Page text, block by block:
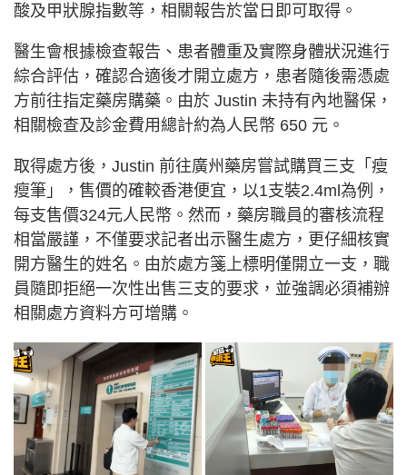
酸及甲狀腺指數等，相關報告於當日即可取得。
醫生會根據檢查報告、患者體重及實際身體狀況進行
綜合評估，確認合適後才開立處方，患者隨後需憑處
方前往指定藥房購藥。由於 Justin 未持有內地醫保，
相關檢查及診金費用總計約為人民幣 650 元。
取得處方後，Justin 前往廣州藥房嘗試購買三支「瘦
瘦筆」，售價的確較香港便宜，以1支裝2.4ml為例，
每支售價324元人民幣。然而，藥房職員的審核流程
相當嚴謹，不僅要求記者出示醫生處方，更仔細核實
開方醫生的姓名。由於處方箋上標明僅開立一支，職
員隨即拒絕一次性出售三支的要求，並強調必須補辦
相關處方資料方可增購。